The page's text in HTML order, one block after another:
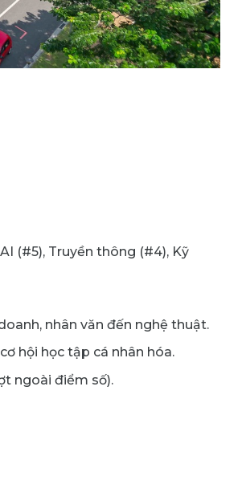
(#5), Truyền thông (#4), Kỹ
nhân văn đến nghệ thuật.
hội học tập cá nhân hóa.
ngoài điểm số).